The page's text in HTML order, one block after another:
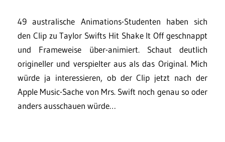
49 australische Animations-Studenten haben sich
den Clip zu Taylor Swifts Hit Shake It Off geschnappt
und Frameweise über-animiert. Schaut deutlich
origineller und verspielter aus als das Original. Mich
würde ja interessieren, ob der Clip jetzt nach der
Apple Music-Sache von Mrs. Swift noch genau so oder
anders ausschauen würde…